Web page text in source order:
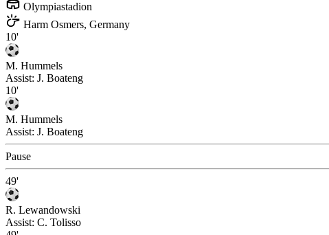
Olympiastadion
Harm Osmers, Germany
10'
M. Hummels
Assist: J. Boateng
10'
M. Hummels
Assist: J. Boateng
Pause
49'
R. Lewandowski
Assist: C. Tolisso